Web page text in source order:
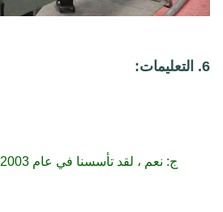
6. التعليمات: